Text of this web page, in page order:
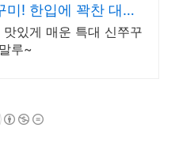
미! 한입에 꽉찬 대왕
있게 매운 특대 신쭈꾸
루~